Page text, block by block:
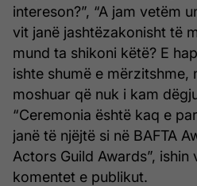
intereson?”, “A jam vetëm
vit janë jashtëzakonisht të
mund ta shikoni këtë? E
ishte shumë e mërzitshme,
moshuar që nuk i kam
“Ceremonia është kaq e
janë të njëjtë si në BAFTA
Actors Guild Awards”, ishin
komentet e publikut.